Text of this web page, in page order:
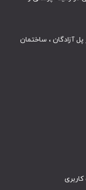
کنارگذر پل آزادگان ، ساختمان